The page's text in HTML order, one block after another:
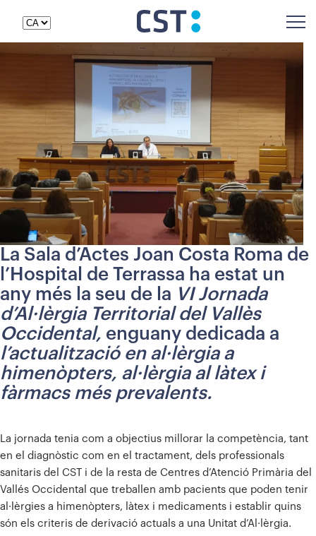
La Sala d’Actes Joan Costa Roma de
l’Hospital de Terrassa ha estat un
any més la seu de la VI Jornada
d’Al·lèrgia Territorial del Vallès
Occidental, enguany dedicada a
l’actualització en al·lèrgia a
himenòpters, al·lèrgia al làtex i
fàrmacs més prevalents.
La jornada tenia com a objectius millorar la competència, tant
en el diagnòstic com en el tractament, dels professionals
sanitaris del CST i de la resta de Centres d’Atenció Primària del
Vallés Occidental que treballen amb pacients que poden tenir
al·lèrgies a himenòpters, làtex i medicaments i establir quins
són els criteris de derivació actuals a una Unitat d’Al·lèrgia.